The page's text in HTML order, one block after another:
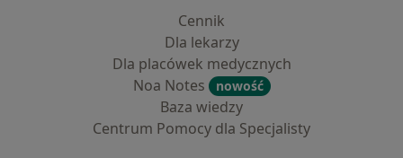
Cennik
Dla lekarzy
Dla placówek medycznych
Noa Notes
nowość
Baza wiedzy
Centrum Pomocy dla Specjalisty